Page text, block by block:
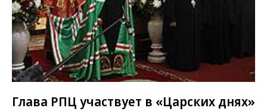
Глава РПЦ участвует в «Царских днях»